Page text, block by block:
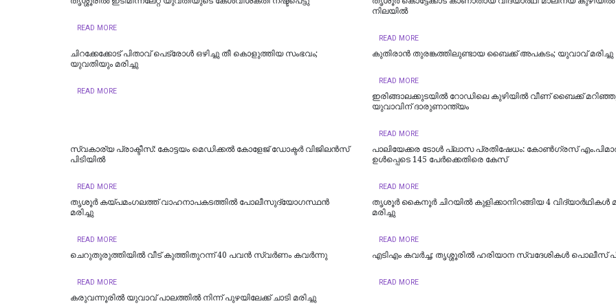
READ MORE
നിലയിൽ
READ MORE
ചിറക്കേക്കോട് പിതാവ് പെട്രോള്‍ ഒഴിച്ചു തീ കൊളുത്തിയ സംഭവം;
യുവതിയും മരിച്ചു
READ MORE
കുതിരാൻ തുരങ്കത്തിലുണ്ടായ ബൈക്ക് അപകടം; യുവാവ് മരിച്ചു
READ MORE
ഇരിങ്ങാലക്കുടയില്‍ റോഡിലെ കുഴിയില്‍ വീണ് ബൈക്ക്
യുവാവിന് ദാരുണാന്ത്യം
READ MORE
സ്വകാര്യ പ്രാക്ടീസ്: കോട്ടയം മെഡിക്കൽ കോളേജ് ഡോക്ടർ വിജിലൻസ്
പിടിയിൽ
READ MORE
പാ​ലി​യേ​ക്ക​ര ടോ​ള്‍ പ്ലാ​സ പ്രതിഷേ​ധം: കോണ്‍ഗ്രസ്
ഉള്‍പ്പെടെ 145 പേ​ര്‍​ക്കെ​തി​രെ​ കേസ്
READ MORE
തൃശൂർ കയ്പമംഗലത്ത് വാഹനാപകടത്തിൽ പോലീസുദ്യോഗസ്ഥൻ
മരിച്ചു
READ MORE
തൃശൂർ കൈനൂർ ചിറയിൽ കുളിക്കാനിറങ്ങിയ 4 വിദ്യാർഥികൾ
മരിച്ചു
READ MORE
ചെറുതുരുത്തിയിൽ വീട് കുത്തിതുറന്ന് 40 പവൻ സ്വർണം കവർന്നു
READ MORE
എടിഎം കവർച്ച; തൃശ്ശൂരിൽ ഹരിയാന സ്വദേശികൾ പൊലീസ്
READ MORE
കരുവന്നൂരിൽ യുവാവ് പാലത്തിൽ നിന്ന് പുഴയിലേക്ക് ചാടി മരിച്ചു